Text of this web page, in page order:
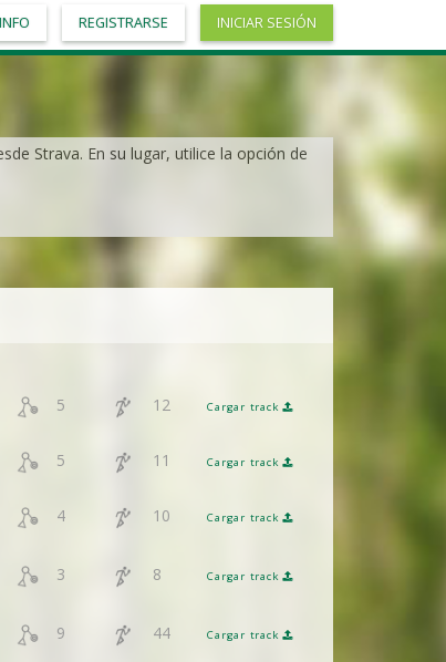
Strava. En su lugar, utilice la opción de
5 12 Cargar track
5 11 Cargar track
4 10 Cargar track
3 8 Cargar track
9 44 Cargar track
INFO REGISTRARSE INICIAR SESIÓN